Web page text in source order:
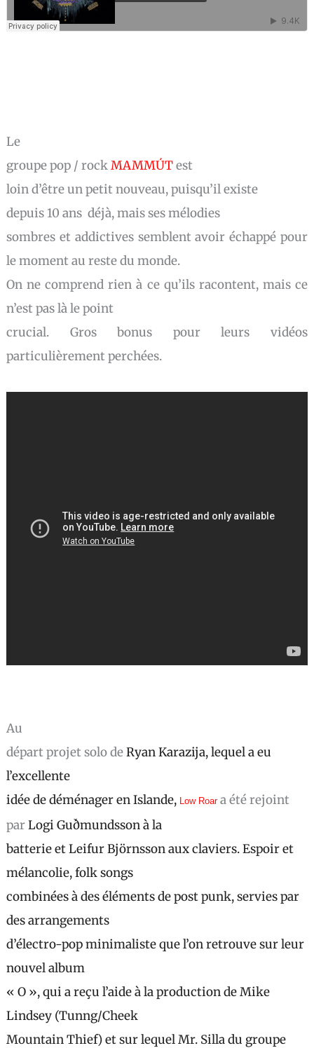
Le
groupe pop / rockMAMMÚTest
loin d’être un petit nouveau, puisqu’ilexiste
depuis 10 ans déjà, mais ses mélodies
sombres et addictives semblent avoir échappé pour
le moment au reste du monde.
On ne comprend rien à ce qu’ils racontent, mais ce
n’est pas là le point
crucial. Gros bonus pour leurs vidéos
particulièrement perchées.
Au
départ projet solo deRyan Karazija, lequel a eu
l’excellente
idée de déménager en Islande, Low Roara été rejoint
parLogi Guðmundsson à la
batterie et Leifur Björnsson aux claviers. Espoir et
mélancolie, folk songs
combinées à des éléments de post punk, servies par
des arrangements
d’électro-pop minimaliste que l’on retrouve sur leur
nouvel album
« O », qui a reçu l’aide à la production de Mike
Lindsey (Tunng/Cheek
Mountain Thief) et sur lequel Mr. Silla du groupe